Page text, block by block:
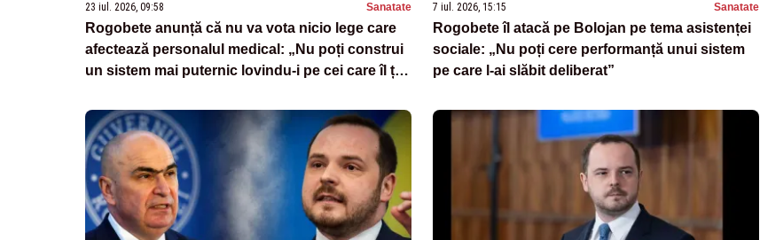
23 iul. 2026, 09:58 Sanatate
Rogobete anunță că nu va vota nicio lege care
afectează personalul medical: „Nu poți construi
un sistem mai puternic lovindu-i pe cei care îl țin
7 iul. 2026, 15:15 Sanatate
Rogobete îl atacă pe Bolojan pe tema asistenței
sociale: „Nu poți cere performanță unui sistem
pe care l-ai slăbit deliberat”